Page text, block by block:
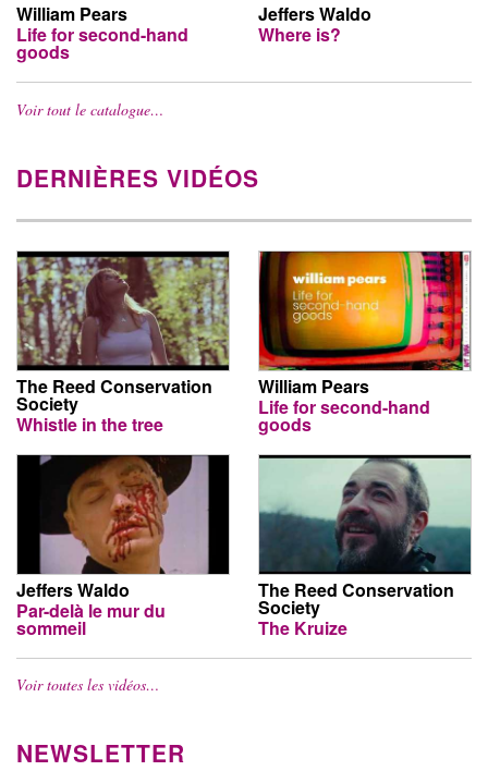
William Pears
Life for second-hand
goods
Jeffers Waldo
Where is?
Voir tout le catalogue…
DERNIÈRES VIDÉOS
The Reed Conservation
Society
Whistle in the tree
William Pears
Life for second-hand
goods
Jeffers Waldo
Par-delà le mur du
sommeil
The Reed Conservation
Society
The Kruize
Voir toutes les vidéos…
NEWSLETTER